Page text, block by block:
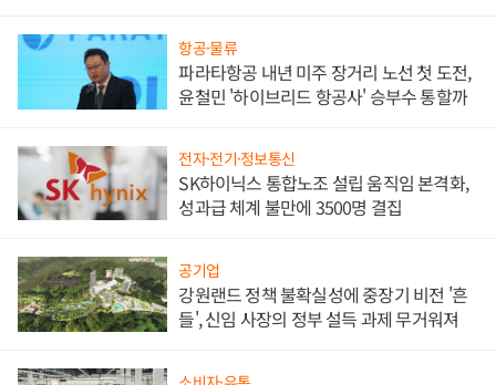
항공·물류
파라타항공 내년 미주 장거리 노선 첫 도전,
윤철민 '하이브리드 항공사' 승부수 통할까
전자·전기·정보통신
SK하이닉스 통합노조 설립 움직임 본격화,
성과급 체계 불만에 3500명 결집
공기업
강원랜드 정책 불확실성에 중장기 비전 '흔
들', 신임 사장의 정부 설득 과제 무거워져